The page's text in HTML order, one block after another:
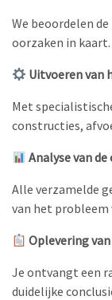
We beoordelen
oorzaken in kaart.
Uitvoeren van
Met
constructies,
Analyse van
Alle verzamelde
van het
Oplevering
Je ontvangt een
duidelijke